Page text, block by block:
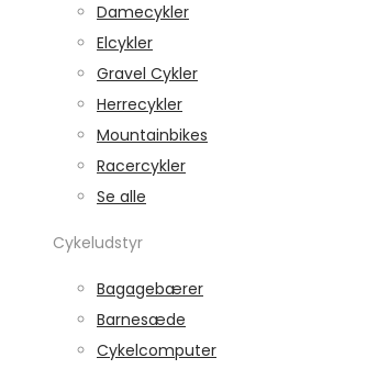
Damecykler
Elcykler
Gravel Cykler
Herrecykler
Mountainbikes
Racercykler
Se alle
Cykeludstyr
Bagagebærer
Barnesæde
Cykelcomputer